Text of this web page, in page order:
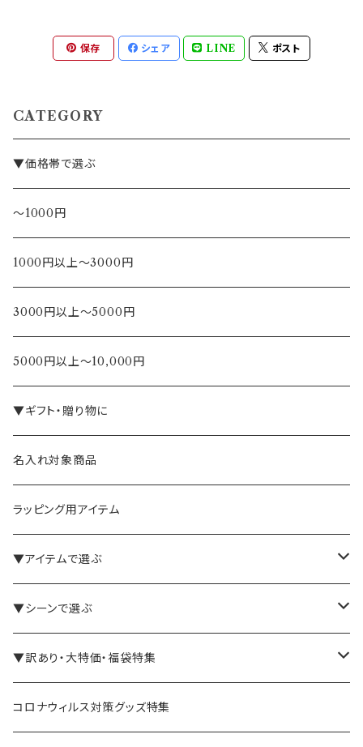
保存 シェア LINE ポスト
CATEGORY
▼価格帯で選ぶ
～1000円
1000円以上～3000円
3000円以上～5000円
5000円以上～10,000円
▼ギフト・贈り物に
名入れ対象商品
ラッピング用アイテム
▼アイテムで選ぶ
バインダー・メモパッド
手帳・ノート
ペン立て・収納ケース・トレイ
▼シーンで選ぶ
テレワーク・在宅ワーク向け
司会・セミナー講師向け
▼訳あり・大特価・福袋特集
アウトレット商品
コロナウィルス対策グッズ特集